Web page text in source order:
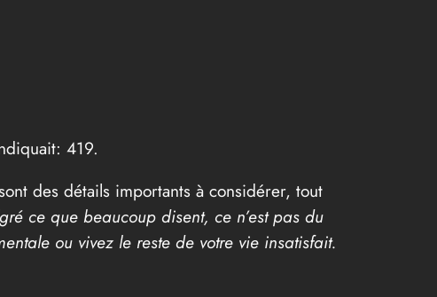
419.
des détails importants à considérer, tout
ce que beaucoup disent, ce n’est pas du
ou vivez le reste de votre vie insatisfait.